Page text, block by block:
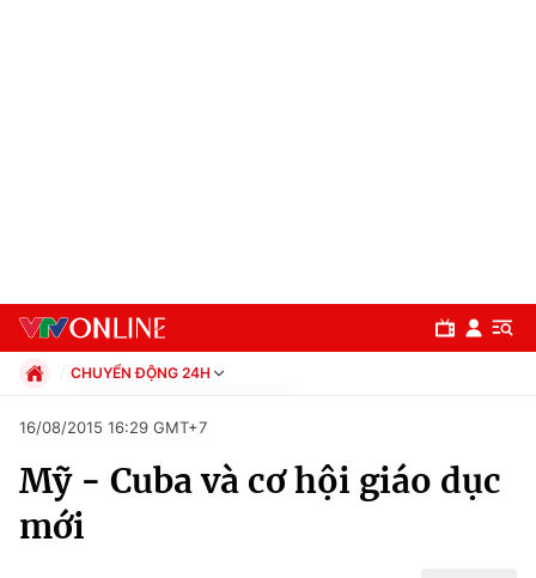
Chuyên mục
Chính trị
CHUYỂN ĐỘNG 24H
Xã hội
Pháp luật
Thể thao
16/08/2015 16:29 GMT+7
Mỹ - Cuba và cơ hội giáo dục
mới